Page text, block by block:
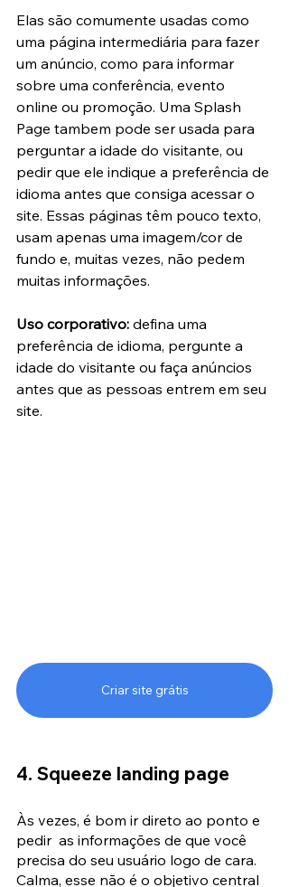
Elas são comumente usadas como
uma página intermediária para fazer
um anúncio, como para informar
sobre uma conferência, evento
online ou promoção. Uma Splash
Page tambem pode ser usada para
perguntar a idade do visitante, ou
pedir que ele indique a preferência de
idioma antes que consiga acessar o
site. Essas páginas têm pouco texto,
usam apenas uma imagem/cor de
fundo e, muitas vezes, não pedem
muitas informações.
Uso corporativo: defina uma
preferência de idioma, pergunte a
idade do visitante ou faça anúncios
antes que as pessoas entrem em seu
site.
Criar site grátis
4. Squeeze landing page
Às vezes, é bom ir direto ao ponto e
pedir  as informações de que você
precisa do seu usuário logo de cara.
Calma, esse não é o objetivo central